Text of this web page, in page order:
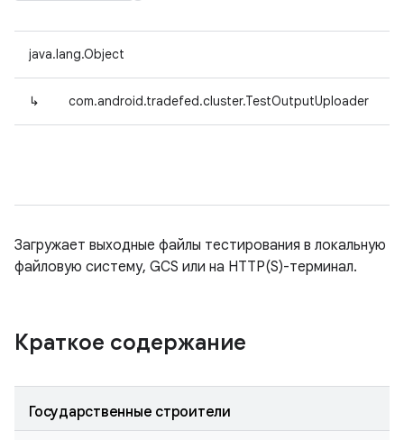
java.lang.Object
↳ com.android.tradefed.cluster.TestOutputUploader
Загружает выходные файлы тестирования в локальную
файловую систему, GCS или на HTTP(S)-терминал.
Краткое содержание
Государственные строители